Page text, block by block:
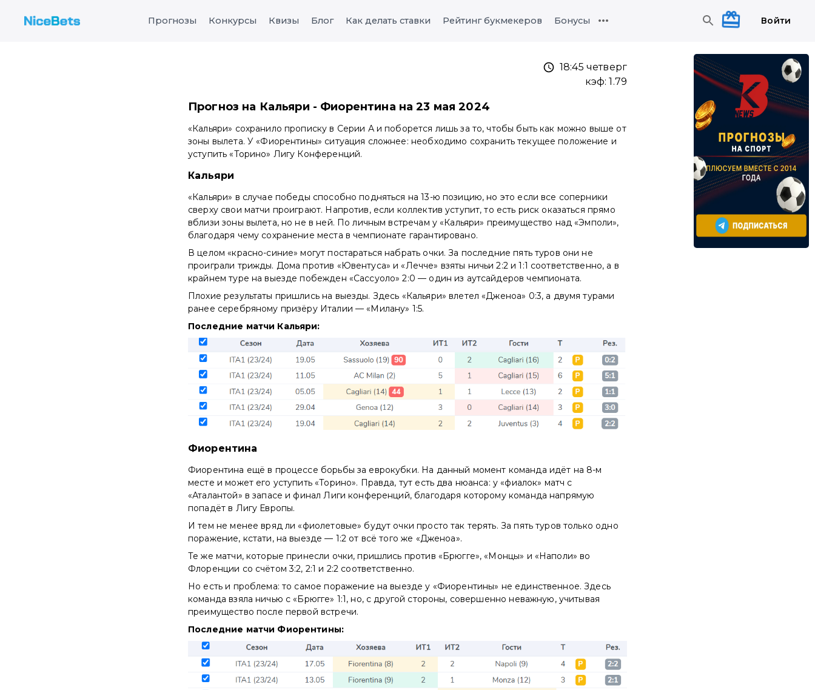
Прогнозы Конкурсы Квизы Блог Как делать ставки Рейтинг букмекеров Бонусы Войти
18:45 четверг
кэф:1.79
Прогноз на Кальяри - Фиорентина на 23 мая 2024
«Кальяри» сохранило прописку в Серии А и поборется лишь за то, чтобы быть как можно выше от
зоны вылета. У «Фиорентины» ситуация сложнее: необходимо сохранить текущее положение и
уступить «Торино» Лигу Конференций.
Кальяри
«Кальяри» в случае победы способно подняться на 13-ю позицию, но это если все соперники
сверху свои матчи проиграют. Напротив, если коллектив уступит, то есть риск оказаться прямо
вблизи зоны вылета, но не в ней. По личным встречам у «Кальяри» преимущество над «Эмполи»,
благодаря чему сохранение места в чемпионате гарантировано.
В целом «красно-синие» могут постараться набрать очки. За последние пять туров они не
проиграли трижды. Дома против «Ювентуса» и «Лечче» взяты ничьи 2:2 и 1:1 соответственно, а в
крайнем туре на выезде побежден «Сассуоло» 2:0 — один из аутсайдеров чемпионата.
Плохие результаты пришлись на выезды. Здесь «Кальяри» влетел «Дженоа» 0:3, а двумя турами
ранее серебряному призёру Италии — «Милану» 1:5.
Последние матчи Кальяри:
Фиорентина
Фиорентина ещё в процессе борьбы за еврокубки. На данный момент команда идёт на 8-м
месте и может его уступить «Торино». Правда, тут есть два нюанса: у «фиалок» матч с
«Аталантой» в запасе и финал Лиги конференций, благодаря которому команда напрямую
попадёт в Лигу Европы.
И тем не менее вряд ли «фиолетовые» будут очки просто так терять. За пять туров только одно
поражение, кстати, на выезде — 1:2 от всё того же «Дженоа».
Те же матчи, которые принесли очки, пришлись против «Брюгге», «Монцы» и «Наполи» во
Флоренции со счётом 3:2, 2:1 и 2:2 соответственно.
Но есть и проблема: то самое поражение на выезде у «Фиорентины» не единственное. Здесь
команда взяла ничью с «Брюгге» 1:1, но, с другой стороны, совершенно неважную, учитывая
преимущество после первой встречи.
Последние матчи Фиорентины: